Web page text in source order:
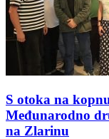
S otoka na
Međunarodno
na Zlarinu